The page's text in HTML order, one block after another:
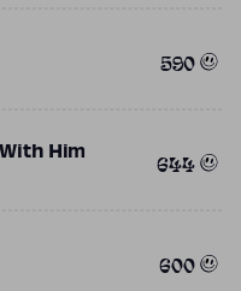
590
Him 644
600